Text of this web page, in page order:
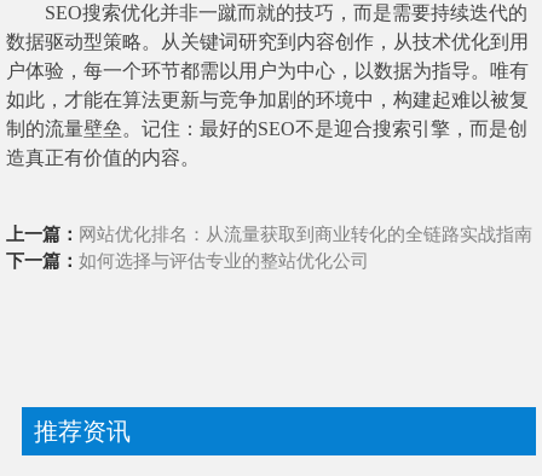
SEO搜索优化并非一蹴而就的技巧，而是需要持续迭代的
数据驱动型策略。从关键词研究到内容创作，从技术优化到用
户体验，每一个环节都需以用户为中心，以数据为指导。唯有
如此，才能在算法更新与竞争加剧的环境中，构建起难以被复
制的流量壁垒。记住：最好的SEO不是迎合搜索引擎，而是创
造真正有价值的内容。
上一篇： 网站优化排名：从流量获取到商业转化的全链路实战指南
下一篇： 如何选择与评估专业的整站优化公司
推荐资讯